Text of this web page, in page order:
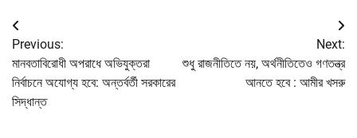
Post
navigation
Previous:
মানবতাবিরোধী অপরাধে অভিযুক্তরা
নির্বাচনে অযোগ্য হবে: অন্তর্বর্তী সরকারের
সিদ্ধান্ত
Next:
শুধু রাজনীতিতে নয়, অর্থনীতিতেও গণতন্ত্র
আনতে হবে : আমীর খসরু